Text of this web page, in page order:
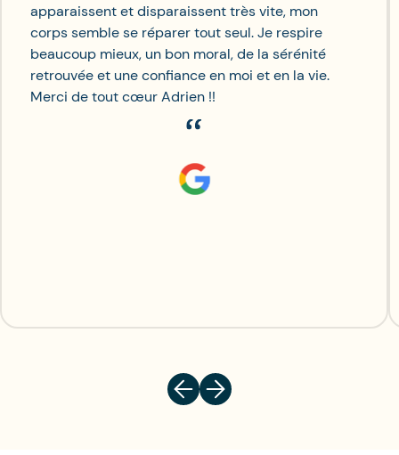
apparaissent et disparaissent très vite, mon
corps semble se réparer tout seul. Je respire
beaucoup mieux, un bon moral, de la sérénité
retrouvée et une confiance en moi et en la vie.
Merci de tout cœur Adrien !!